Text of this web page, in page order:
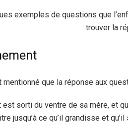
exemples de questions que
trouver la
que la réponse aux
sorti du ventre de sa mère, et
jusqu’à ce qu’il grandisse et